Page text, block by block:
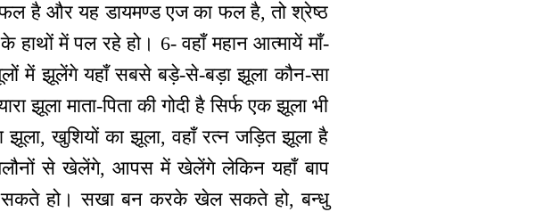
फल है और यह डायमण्ड एज का फल है, तो श्रेष्ठ
हाथों में पल रहे हो। 6- वहाँ महान आत्मायें माँ-
झूलों में झूलेंगे यहाँ सबसे बड़े-से-बड़ा झूला कौन-सा
झूला माता-पिता की गोदी है सिर्फ एक झूला भी
खुशियों का झूला, वहाँ रत्न जड़ित झूला है
से खेलेंगे, आपस में खेलेंगे लेकिन यहाँ बाप
हो। सखा बन करके खेल सकते हो, बन्धु